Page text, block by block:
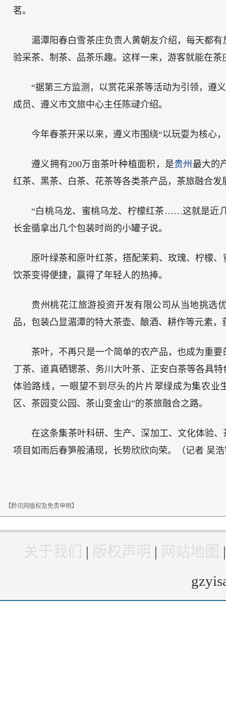
茗。
湄潭阳春白雪茶庄负责人黄朝友介绍，每天都
验采茶、制茶、品茶乐趣。这样一来，游客就能在茶
“据第三方监测，以赏花采茶等活动为引领，遵
成员、遵义市文旅中心主任陈叇介绍。
今年春茶开采以来，遵义市围绕“以玩耍为核心
遵义拥有200万亩茶叶种植面积，是贵州 最大的
红茶、黑茶、白茶、花茶等各类茶产品，茶旅融合
“白桃乌龙、蜜桃乌龙、柠檬红茶……这就是近
长金循拿出几个包装时尚的小罐子说。
原叶绿茶和原叶红茶，搭配茉莉、玫瑰、柠檬
饮茶变得便捷，赢得了年轻人的热捧。
贵州桃花江旅游投资开发有限公司从当地挑选
品，包装凸显湄潭的特大茶壶、酿酒、耕作等元素，
茶叶，不再只是一个简单的农产品，也成为重
丁茶、道真硒锶茶、务川大叶茶、正安白茶等各具
体验路线，一眼望不到尽头的片片翠绿成为集农
区、茶园变公园、茶山变金山”的茶旅融合之路。
在这条集茶叶科研、生产、深加工、文化体验
项目如雨后春笋般涌现，长势欣欣向荣。（记者 吴
【黔讯网版权及免责申明】
关于我们 | 版权声明 | 网站地图